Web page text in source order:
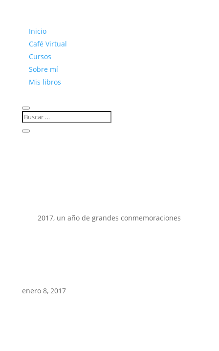
Inicio
Café Virtual
Cursos
Sobre mí
Mis libros
2017, un año de grandes conmemoraciones
enero 8, 2017